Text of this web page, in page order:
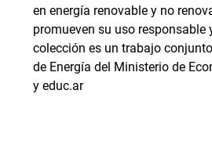
en energía renovable y no
promueven su uso responsable
colección es un trabajo
de Energía del Ministerio de
y educ.ar